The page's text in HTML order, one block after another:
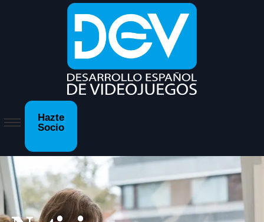
Hazte
Socio